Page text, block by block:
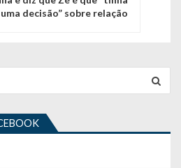
decisão” sobre relação